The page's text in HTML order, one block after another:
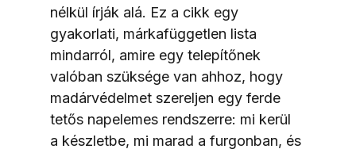
nélkül írják alá. Ez a cikk egy
gyakorlati, márkafüggetlen lista
mindarról, amire egy telepítőnek
valóban szüksége van ahhoz, hogy
madárvédelmet szereljen egy ferde
tetős napelemes rendszerre: mi kerül
a készletbe, mi marad a furgonban, és